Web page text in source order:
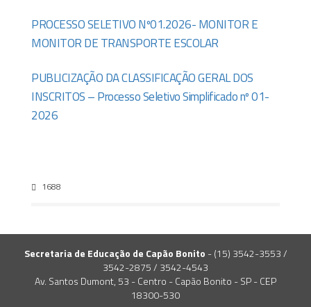
PROCESSO SELETIVO Nº01.2026- MONITOR E
MONITOR DE TRANSPORTE ESCOLAR
PUBLICIZAÇÃO DA CLASSIFICAÇÃO GERAL DOS
INSCRITOS – Processo Seletivo Simplificado nº 01-
2026
1688
Secretaria de Educação de Capão Bonito - (15) 3542-3553 /
3542-2875 / 3542-4543
Av. Santos Dumont, 53 - Centro - Capão Bonito - SP - CEP
18300-530